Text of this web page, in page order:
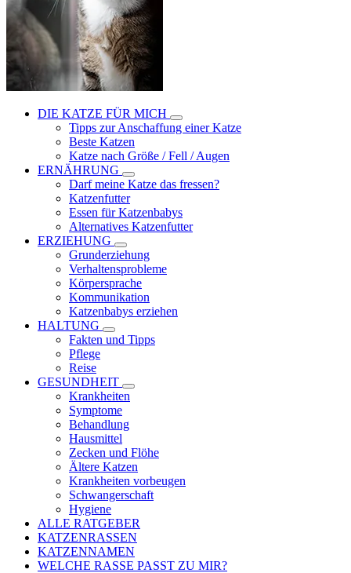
DIE KATZE FÜR MICH
Tipps zur Anschaffung einer Katze
Beste Katzen
Katze nach Größe / Fell / Augen
ERNÄHRUNG
Darf meine Katze das fressen?
Katzenfutter
Essen für Katzenbabys
Alternatives Katzenfutter
ERZIEHUNG
Grunderziehung
Verhaltensprobleme
Körpersprache
Kommunikation
Katzenbabys erziehen
HALTUNG
Fakten und Tipps
Pflege
Reise
GESUNDHEIT
Krankheiten
Symptome
Behandlung
Hausmittel
Zecken und Flöhe
Ältere Katzen
Krankheiten vorbeugen
Schwangerschaft
Hygiene
ALLE RATGEBER
KATZENRASSEN
KATZENNAMEN
WELCHE RASSE PASST ZU MIR?